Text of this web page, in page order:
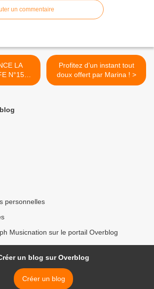
un commentaire
N°154 -
2019
Profitez d’un instant tout
doux offert par Marina ! >
personnelles
Musicnation sur le portail Overblog
un blog sur Overblog
Créer un blog